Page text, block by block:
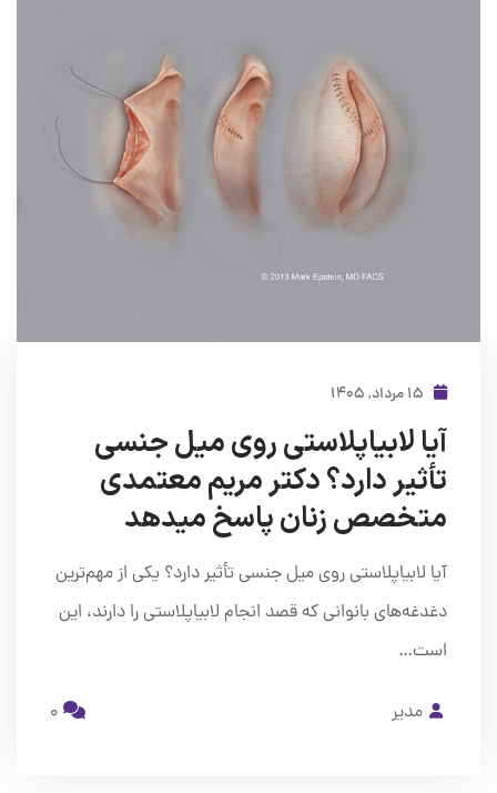
آیا لابیاپلاستی روی میل جنسی
تأثیر دارد؟ دکتر مریم معتمدی
متخصص زنان پاسخ میدهد
آیا لابیاپلاستی روی میل جنسی تأثیر دارد؟ یکی از مهم‌ترین
دغدغه‌های بانوانی که قصد انجام لابیاپلاستی را دارند، این
است…
مدیر